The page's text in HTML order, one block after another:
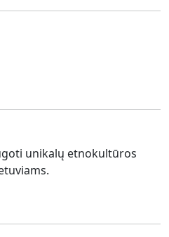
unikalų etnokultūros